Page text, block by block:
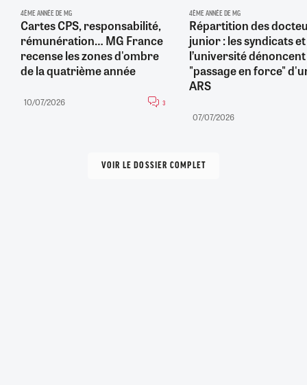
4ÈME ANNÉE DE MG
Cartes CPS, responsabilité,
rémunération… MG France
recense les zones d'ombre
de la quatrième année
10/07/2026 3
4ÈME ANNÉE DE MG
Répartition des
junior : les syndicats et
l’université
"passage en force"
ARS
07/07/2026
VOIR LE DOSSIER COMPLET